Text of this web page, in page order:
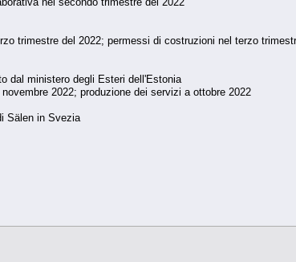
trimestre del 2022; permessi di costruzioni nel terzo
dal ministero degli Esteri dell'Estonia
2022; produzione dei servizi a ottobre 2022
Sälen in Svezia